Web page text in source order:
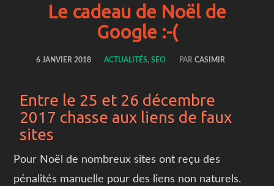
Le cadeau de Noël de
Google :-(
6 JANVIER 2018 ACTUALITÉS,SEO PAR CASIMIR
Entre le 25 et 26 décembre
2017 chasse aux liens de faux
sites
Pour Noël de nombreux sites ont reçu des
pénalités manuelle pour des liens non naturels.